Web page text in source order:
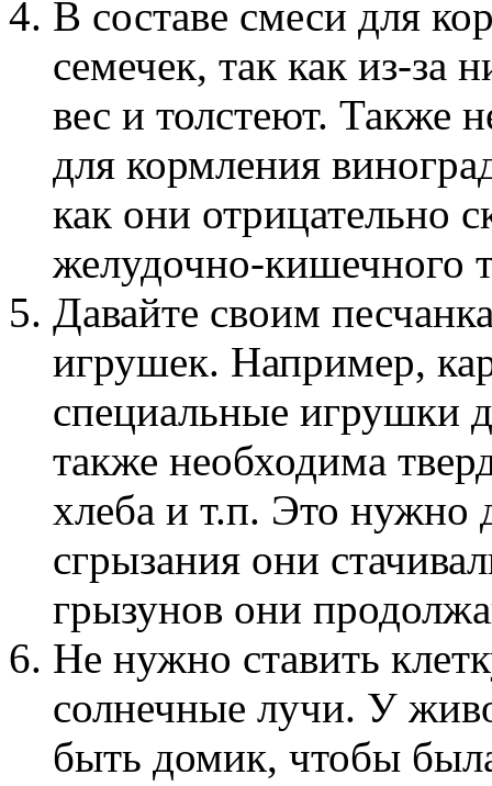
В составе смеси для
семечек, так как из-за
вес и толстеют. Также
для кормления
как они отрицательно
желудочно-кишечного
Давайте своим
игрушек. Например,
специальные игрушки
также необходима
хлеба и т.п. Это нужно
сгрызания они
грызунов они
Не нужно ставить
солнечные лучи. У
быть домик, чтобы